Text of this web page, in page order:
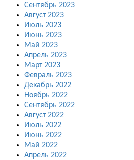
Сентябрь 2023
Август 2023
Июль 2023
Июнь 2023
Май 2023
Апрель 2023
Март 2023
Февраль 2023
Декабрь 2022
Ноябрь 2022
Сентябрь 2022
Август 2022
Июль 2022
Июнь 2022
Май 2022
Апрель 2022